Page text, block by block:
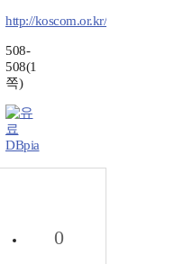
http://koscom.or.kr/
508-
508(1
쪽)
DBpia
0